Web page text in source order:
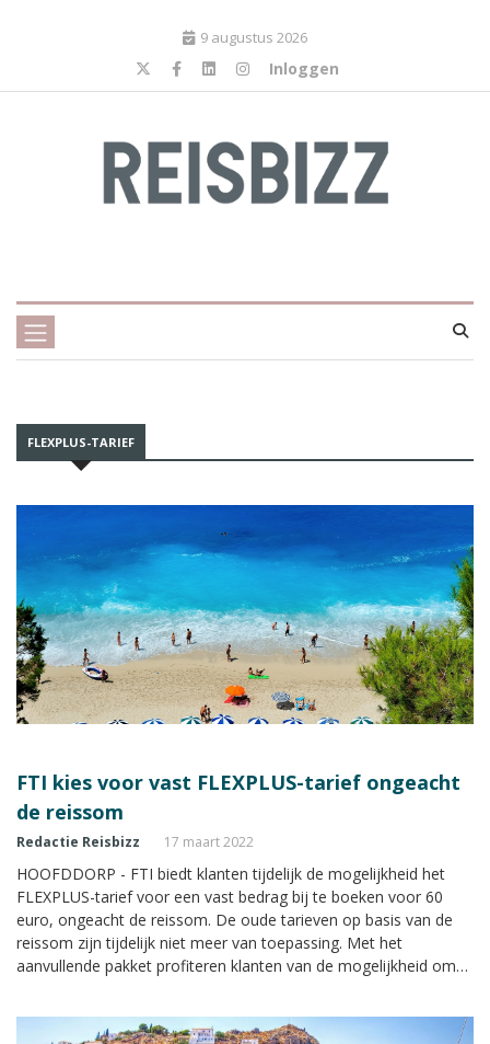
9 augustus 2026
Inloggen
FLEXPLUS-TARIEF
FTI kies voor vast FLEXPLUS-tarief ongeacht
de reissom
Redactie Reisbizz 17 maart 2022
HOOFDDORP - FTI biedt klanten tijdelijk de mogelijkheid het
FLEXPLUS-tarief voor een vast bedrag bij te boeken voor 60
euro, ongeacht de reissom. De oude tarieven op basis van de
reissom zijn tijdelijk niet meer van toepassing. Met het
aanvullende pakket profiteren klanten van de mogelijkheid om
annuleren.